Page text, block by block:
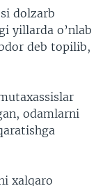
dolzarb
yillarda o’nlab
deb topilib,
odamlarni
xalqaro